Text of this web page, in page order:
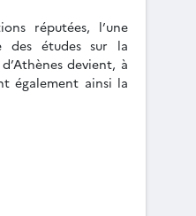
réputées, l’une
des études sur la
devient, à
également ainsi la